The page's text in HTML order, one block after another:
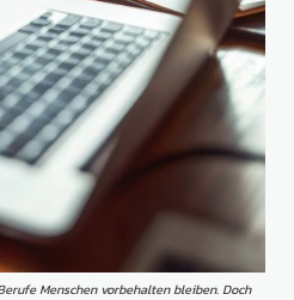
Menschen vorbehalten bleiben. Doch